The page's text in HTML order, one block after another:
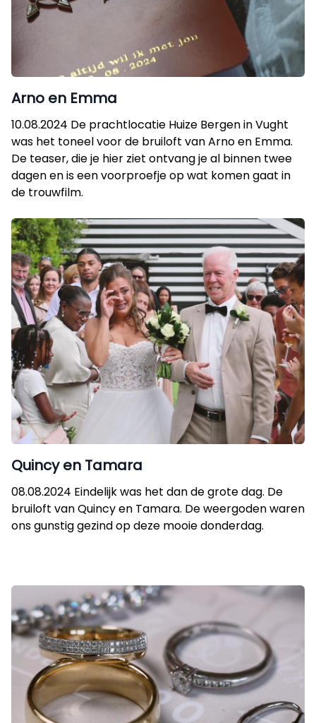
Arno en Emma
10.08.2024 De prachtlocatie Huize Bergen in Vught
was het toneel voor de bruiloft van Arno en Emma.
De teaser, die je hier ziet ontvang je al binnen twee
dagen en is een voorproefje op wat komen gaat in
de trouwfilm.
Quincy en Tamara
08.08.2024 Eindelijk was het dan de grote dag. De
bruiloft van Quincy en Tamara. De weergoden waren
ons gunstig gezind op deze mooie donderdag.